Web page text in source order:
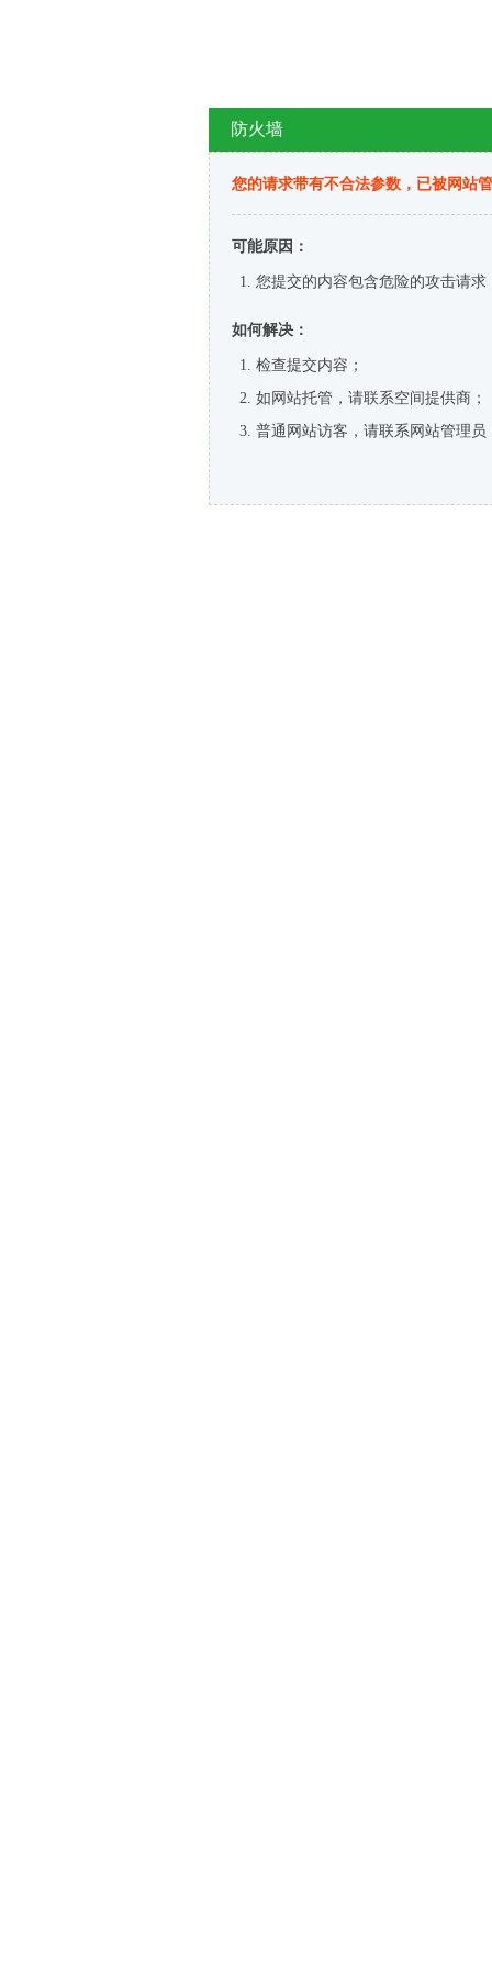
防火墙
您的请求带有不合法参数，已被网站
可能原因：
您提交的内容包含危险的攻击请求
如何解决：
检查提交内容；
如网站托管，请联系空间提供商；
普通网站访客，请联系网站管理员